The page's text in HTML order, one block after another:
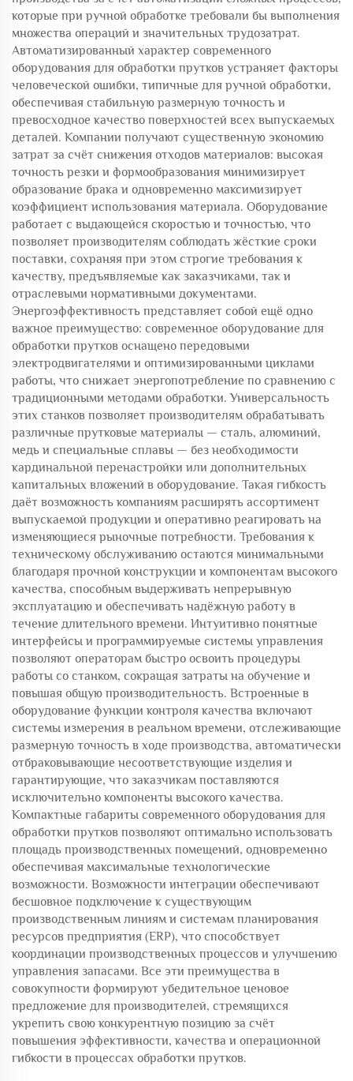
которые при ручной обработке требовали бы выполнения
множества операций и значительных трудозатрат.
Автоматизированный характер современного
оборудования для обработки прутков устраняет факторы
человеческой ошибки, типичные для ручной обработки,
обеспечивая стабильную размерную точность и
превосходное качество поверхностей всех выпускаемых
деталей. Компании получают существенную экономию
затрат за счёт снижения отходов материалов: высокая
точность резки и формообразования минимизирует
образование брака и одновременно максимизирует
коэффициент использования материала. Оборудование
работает с выдающейся скоростью и точностью, что
позволяет производителям соблюдать жёсткие сроки
поставки, сохраняя при этом строгие требования к
качеству, предъявляемые как заказчиками, так и
отраслевыми нормативными документами.
Энергоэффективность представляет собой ещё одно
важное преимущество: современное оборудование для
обработки прутков оснащено передовыми
электродвигателями и оптимизированными циклами
работы, что снижает энергопотребление по сравнению с
традиционными методами обработки. Универсальность
этих станков позволяет производителям обрабатывать
различные прутковые материалы — сталь, алюминий,
медь и специальные сплавы — без необходимости
кардинальной перенастройки или дополнительных
капитальных вложений в оборудование. Такая гибкость
даёт возможность компаниям расширять ассортимент
выпускаемой продукции и оперативно реагировать на
изменяющиеся рыночные потребности. Требования к
техническому обслуживанию остаются минимальными
благодаря прочной конструкции и компонентам высокого
качества, способным выдерживать непрерывную
эксплуатацию и обеспечивать надёжную работу в
течение длительного времени. Интуитивно понятные
интерфейсы и программируемые системы управления
позволяют операторам быстро освоить процедуры
работы со станком, сокращая затраты на обучение и
повышая общую производительность. Встроенные в
оборудование функции контроля качества включают
системы измерения в реальном времени, отслеживающие
размерную точность в ходе производства, автоматически
отбраковывающие несоответствующие изделия и
гарантирующие, что заказчикам поставляются
исключительно компоненты высокого качества.
Компактные габариты современного оборудования для
обработки прутков позволяют оптимально использовать
площадь производственных помещений, одновременно
обеспечивая максимальные технологические
возможности. Возможности интеграции обеспечивают
бесшовное подключение к существующим
производственным линиям и системам планирования
ресурсов предприятия (ERP), что способствует
координации производственных процессов и улучшению
управления запасами. Все эти преимущества в
совокупности формируют убедительное ценовое
предложение для производителей, стремящихся
укрепить свою конкурентную позицию за счёт
повышения эффективности, качества и операционной
гибкости в процессах обработки прутков.